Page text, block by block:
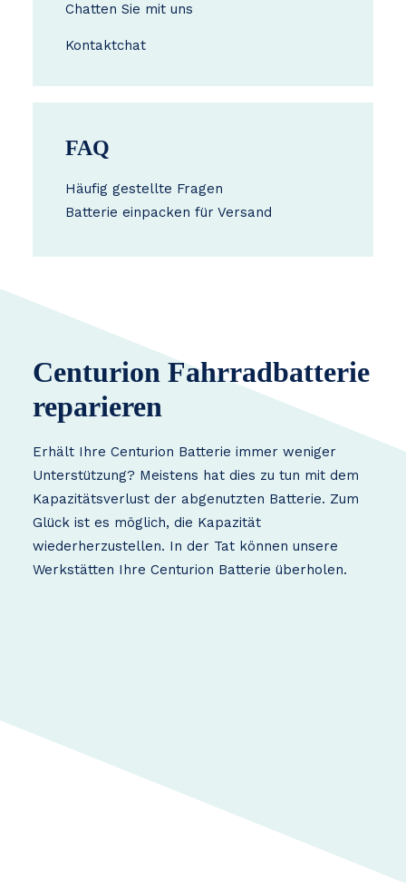
Chatten Sie mit uns
Kontaktchat
FAQ
Häufig gestellte Fragen
Batterie einpacken für Versand
Centurion Fahrradbatterie
reparieren
Erhält Ihre Centurion Batterie immer weniger
Unterstützung? Meistens hat dies zu tun mit dem
Kapazitätsverlust der abgenutzten Batterie. Zum
Glück ist es möglich, die Kapazität
wiederherzustellen. In der Tat können unsere
Werkstätten Ihre Centurion Batterie überholen.